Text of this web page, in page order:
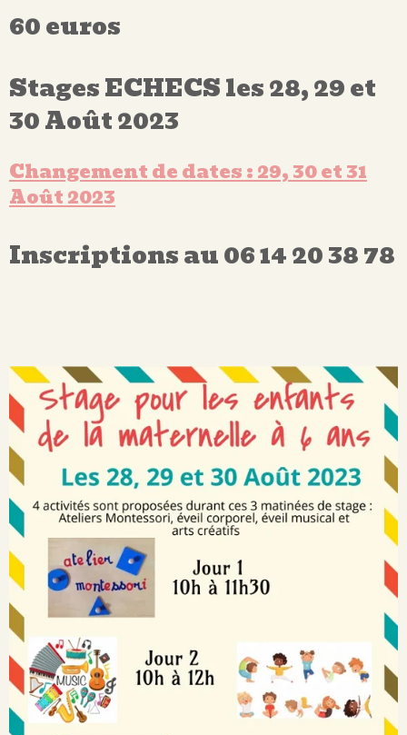
60 euros
Stages ECHECS les 28, 29 et
30 Août 2023
Changement de dates : 29, 30 et 31
Août 2023
Inscriptions au 06 14 20 38 78